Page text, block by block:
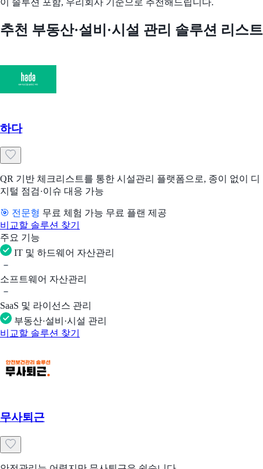
이 솔루션 포함, 우리회사 기준으로 추천해드립니다.
추천 부동산·설비·시설 관리 솔루션 리스트
하다
QR 기반 체크리스트를 통한 시설관리 플랫폼으로, 종이 없이 디
지털 점검·이슈 대응 가능
🎯 전문형 무료 체험 가능 무료 플랜 제공
비교할 솔루션 찾기
주요 기능
IT 및 하드웨어 자산관리
소프트웨어 자산관리
SaaS 및 라이선스 관리
부동산·설비·시설 관리
비교할 솔루션 찾기
무사퇴근